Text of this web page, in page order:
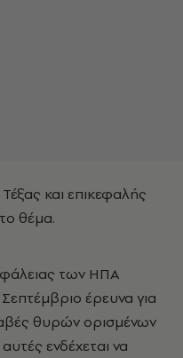
και επικεφαλής
θέμα.
των ΗΠΑ
έρευνα για
θυρών ορισμένων
ενδέχεται να